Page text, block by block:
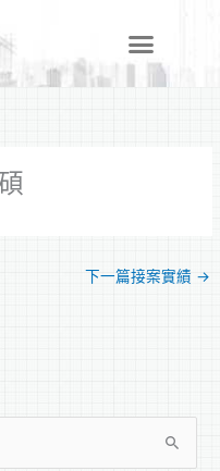
下一篇接案實績 →